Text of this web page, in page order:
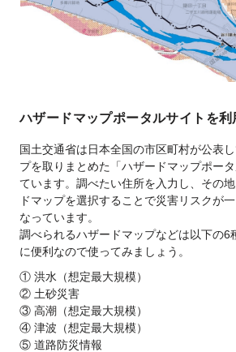
ハザードマップポータルサイトを利
国土交通省は日本全国の市区町村が公表
プを取りまとめた「ハザードマップポー
ています。調べたい住所を入力し、その
ドマップを選択することで災害リスクが
なっています。
調べられるハザードマップなどは以下の6
に便利なので使ってみましょう。
① 洪水（想定最大規模）
② 土砂災害
③ 高潮（想定最大規模）
④ 津波（想定最大規模）
⑤ 道路防災情報